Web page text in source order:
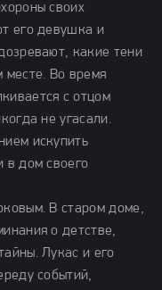
своих
его девушка и
какие тени
месте. Во время
с отцом
не угасали.
искупить
в дом своего
В старом доме,
о детстве,
Лукас и его
событий,